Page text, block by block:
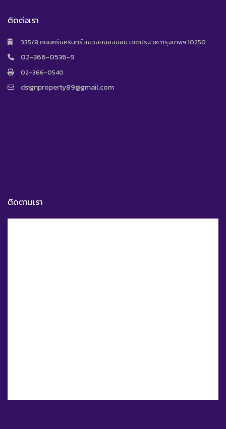
ติดต่อเรา
335/8 ถนนศรีนครินทร์ แขวงหนองบอน เขตประเวศ กรุงเทพฯ 10250
02-366-0536-9
02-366-0540
dsignproperty89@gmail.com
ติดตามเรา